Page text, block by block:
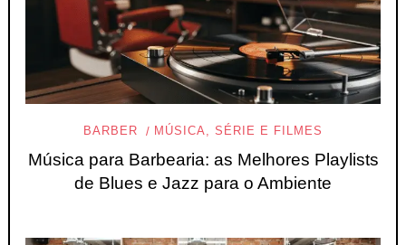
BARBER MÚSICA, SÉRIE E FILMES
Música para Barbearia: as Melhores Playlists
de Blues e Jazz para o Ambiente